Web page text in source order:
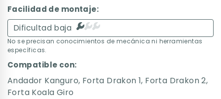
Facilidad de montaje:
Dificultad baja
No se precisan conocimientos de mecánica ni herramientas
específicas.
Compatible con:
Andador Kanguro, Forta Drakon 1, Forta Drakon 2,
Forta Koala Giro